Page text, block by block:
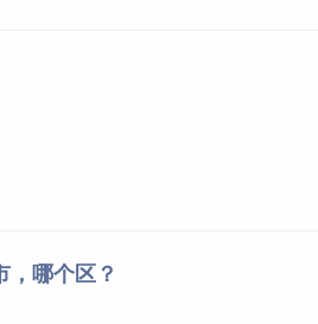
，哪个区？